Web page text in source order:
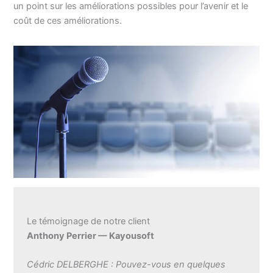
un point sur les améliorations possibles pour l’avenir et le
coût de ces améliorations.
Le témoignage de notre client
Anthony Perrier — Kayousoft
Cédric DELBERGHE : Pouvez-vous en quelques